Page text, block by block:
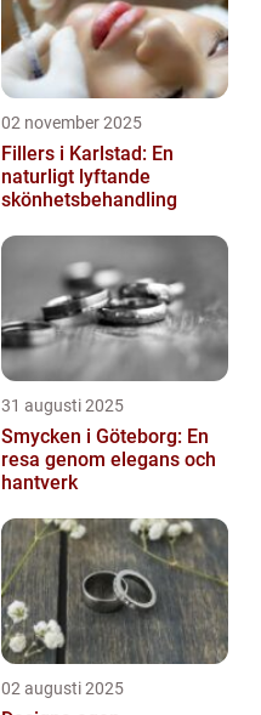
02 november 2025
Fillers i Karlstad: En
naturligt lyftande
skönhetsbehandling
31 augusti 2025
Smycken i Göteborg: En
resa genom elegans och
hantverk
02 augusti 2025